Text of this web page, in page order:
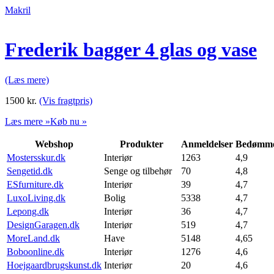
Makril
Frederik bagger 4 glas og vase
(Læs mere)
1500 kr. (Vis fragtpris)
Læs mere »Køb nu »
Webshop Produkter Anmeldelser
Mostersskur.dk
Interiør 1263
4,9
Sengetid.dk
Senge og tilbehør 70
4,8
ESfurniture.dk
Interiør 39
4,7
LuxoLiving.dk
Bolig 5338
4,7
Lepong.dk
Interiør 36
4,7
DesignGaragen.dk
Interiør 519
4,7
MoreLand.dk
Have 5148
4,65
Boboonline.dk
Interiør 1276
4,6
Hoejgaardbrugskunst.dk Interiør 20
4,6